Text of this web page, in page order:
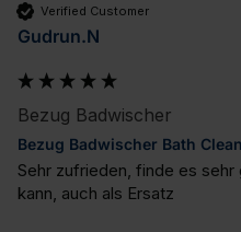
Verified Customer
Gudrun.N
Bezug Badwischer
Bezug Badwischer Bath
Sehr zufrieden, finde es sehr
kann, auch als Ersatz